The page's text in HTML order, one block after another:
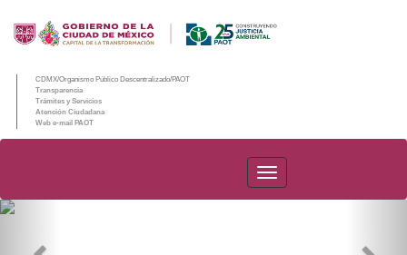
CDMX/Organismo Público Descentralizado/PAOT
Transparencia
Trámites y Servicios
Atención Ciudadana
Web e-mail PAOT
PAOT